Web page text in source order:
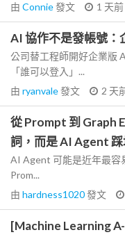
由 Connie發文 1 天前
AI 協作不是發帳號：
公司替工程師開好企業版
「誰可以登入」...
由 ryanvale發文 2 天
從 Prompt 到 Graph
詞，而是 AI Agent
AI Agent 可能是近年最容
Prom...
由 hardness1020發文
[Machine Learning